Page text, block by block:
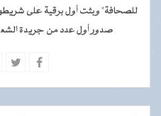
للصحافة" وبثت أول برقية على شريطها
صدور أول عدد من جريدة الشعب